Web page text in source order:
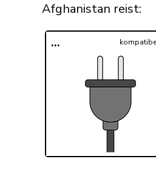
Afghanistan reist:​
...